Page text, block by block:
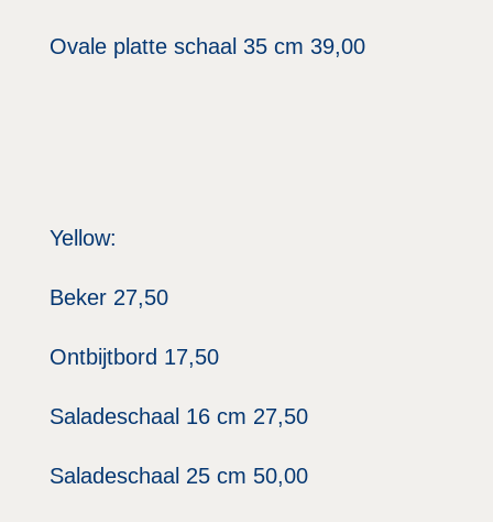
Ovale platte schaal 35 cm 39,00
Yellow:
Beker 27,50
Ontbijtbord 17,50
Saladeschaal 16 cm 27,50
Saladeschaal 25 cm 50,00